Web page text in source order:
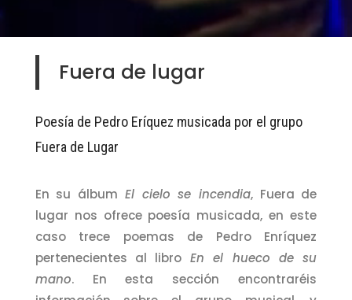
Fuera de lugar
Poesía de Pedro Eríquez musicada por el grupo
Fuera de Lugar
En su álbum El cielo se incendia, Fuera de
lugar nos ofrece poesía musicada, en este
caso trece poemas de Pedro Enríquez
pertenecientes al libro En el hueco de su
mano. En esta sección encontraréis